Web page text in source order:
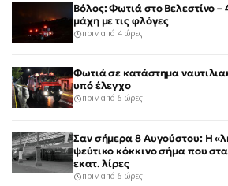
Βόλος: Φωτιά στο Βελεστίνο
μάχη με τις φλόγες
πριν από 4 ώρες
Φωτιά σε κατάστημα
υπό έλεγχο
πριν από 6 ώρες
Σαν σήμερα 8 Αυγούστου: Η
ψεύτικο κόκκινο σήμα που
εκατ. λίρες
πριν από 6 ώρες